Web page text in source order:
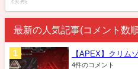
最新の人気記事(コメント数
【APEX】クリム
4件のコメント